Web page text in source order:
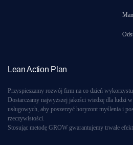
Lean Action Plan
Przyspieszamy rozwój firm na co dzień
Dostarczamy najwyższej jakości wiedzę dla ludzi
usługowych, aby poszerzyć horyzont myślenia i
rzeczywistości.
Stosując metodę GROW gwarantujemy trwałe